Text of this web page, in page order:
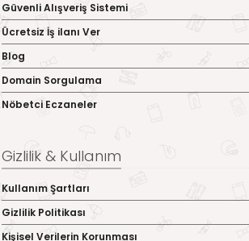
Güvenli Alışveriş Sistemi
Ücretsiz İş ilanı Ver
Blog
Domain Sorgulama
Nöbetci Eczaneler
Gizlilik & Kullanım
Kullanım Şartları
Gizlilik Politikası
Kişisel Verilerin Korunması